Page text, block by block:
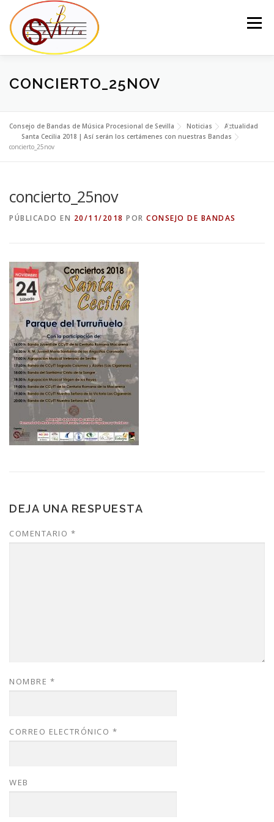
contenido
Menú
EL CONSEJO LA JUNTA DEL CONSEJO
NOTICIAS CONTACTO
CONCIERTO_25NOV
Consejo de Bandas de Música Procesional de Sevilla Noticias
Actualidad
Santa Cecilia 2018 | Así serán los certámenes con nuestras Bandas
concierto_25nov
concierto_25nov
PÚBLICADO EN 20/11/2018 POR CONSEJO DE BANDAS
DEJA UNA RESPUESTA
COMENTARIO *
NOMBRE *
CORREO ELECTRÓNICO *
WEB